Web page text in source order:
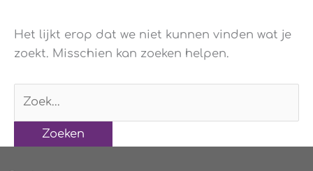
Het lijkt erop dat we niet kunnen vinden wat je
zoekt. Misschien kan zoeken helpen.